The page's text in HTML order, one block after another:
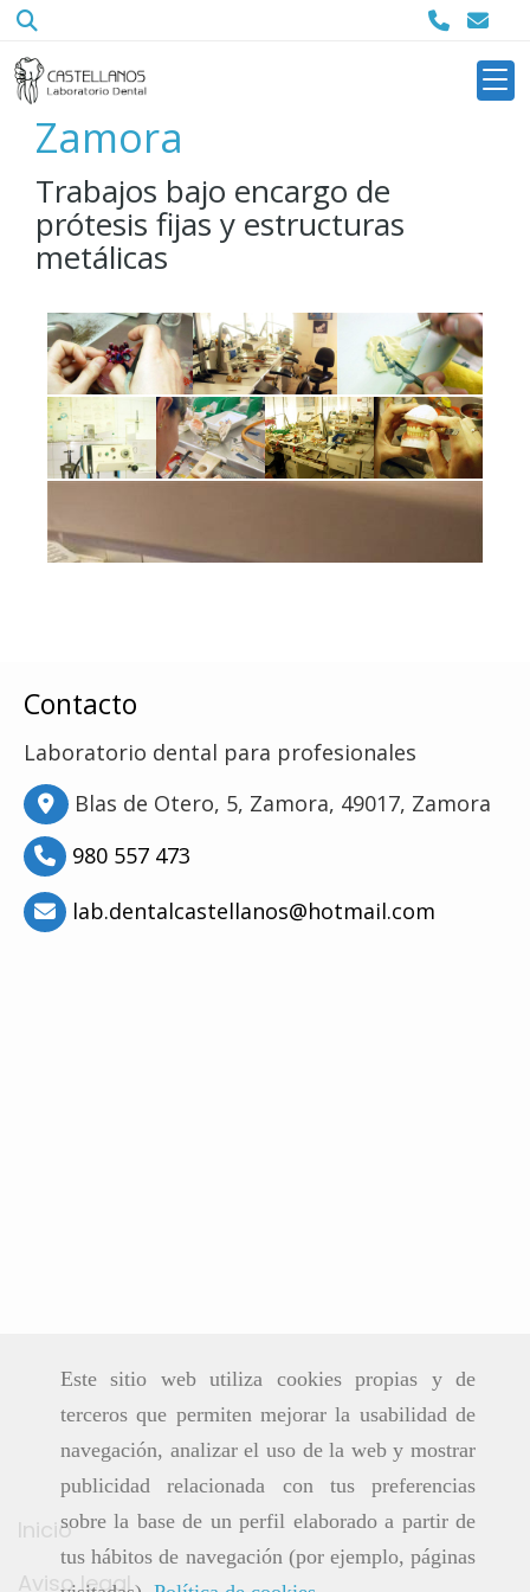
Este sitio web utiliza cookies propias y de
terceros que permiten mejorar la usabilidad de
navegación, analizar el uso de la web y mostrar
publicidad relacionada con tus preferencias
sobre la base de un perfil elaborado a partir de
tus hábitos de navegación (por ejemplo, páginas
Las imágenes del
laboratorio dental de
Zamora
Trabajos bajo encargo de
prótesis fijas y estructuras
metálicas
Contacto
Laboratorio dental para profesionales
Blas de Otero, 5, Zamora, 49017, Zamora
980 557 473
lab.dentalcastellanos
hotmail.com
Inicio
Aviso legal